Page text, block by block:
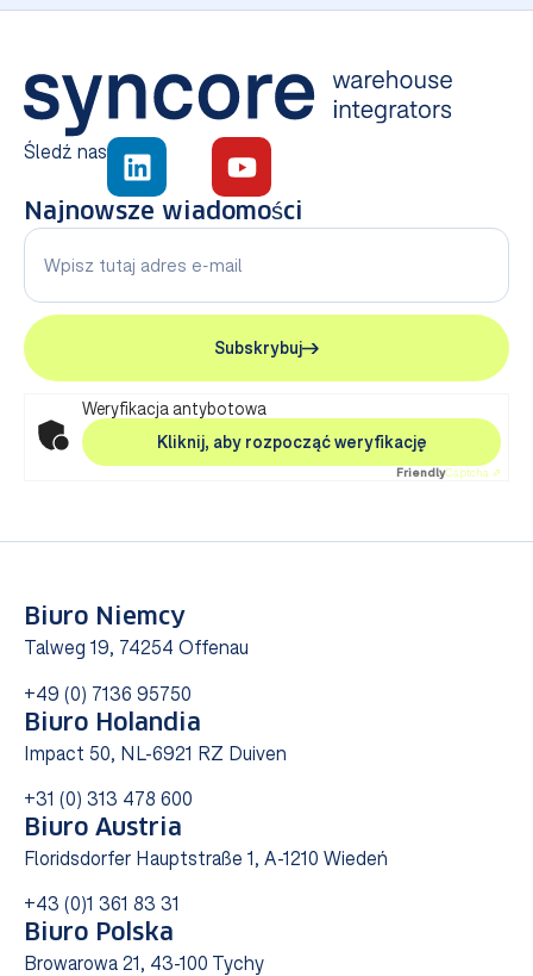
Śledź nas
Najnowsze wiadomości
Weryfikacja antybotowa
Kliknij, aby rozpocząć weryfikację
FriendlyCaptcha ⇗
Subskrybuj
Biuro Niemcy
Talweg 19, 74254 Offenau
+49 (0) 7136 95750
Biuro Holandia
Impact 50, NL-6921 RZ Duiven
+31 (0) 313 478 600
Biuro Austria
Floridsdorfer Hauptstraße 1, A-1210 Wiedeń
+43 (0)1 361 83 31
Biuro Polska
Browarowa 21, 43-100 Tychy